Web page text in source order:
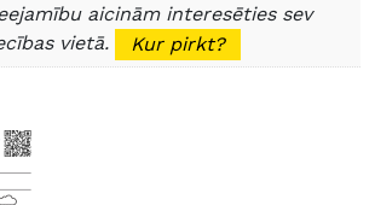
aicinām interesēties sev
vietā.
Kur pirkt?